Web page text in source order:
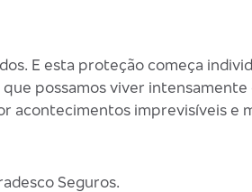
E esta proteção começa
possamos viver intensamente
acontecimentos imprevisíveis e
Seguros.